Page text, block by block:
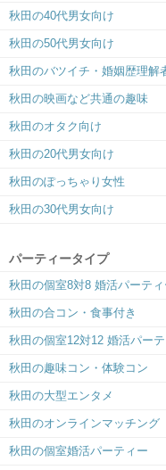
秋田の40代男女向け
秋田の50代男女向け
秋田のバツイチ・婚姻歴理解
秋田の映画など共通の趣味
秋田のオタク向け
秋田の20代男女向け
秋田のぽっちゃり女性
秋田の30代男女向け
パーティータイプ
秋田の個室8対8 婚活パーティ
秋田の合コン・食事付き
秋田の個室12対12 婚活パー
秋田の趣味コン・体験コン
秋田の大型エンタメ
秋田のオンラインマッチング
秋田の個室婚活パーティー